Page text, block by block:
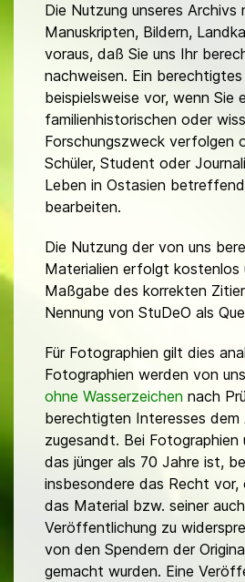
Die Nutzung unseres Archivs
Manuskripten, Bildern,
voraus, daß Sie uns Ihr
nachweisen. Ein
beispielsweise vor, wenn Sie
familienhistorischen oder
Forschungszweck verfolgen
Schüler, Student oder
Leben in Ostasien
bearbeiten.
Die Nutzung der von uns
Materialien erfolgt kostenlos
Maßgabe des korrekten
Nennung von StuDeO als
Für Fotographien gilt dies
Fotographien werden von
ohne Wasserzeichen nach
berechtigten Interesses dem
zugesandt. Bei
das jünger als 70 Jahre ist,
insbesondere das Recht vor,
das Material bzw. seiner
Veröffentlichung zu
von den Spendern der
gemacht wurden. Eine